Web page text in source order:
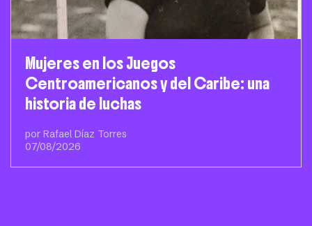
Mujeres en los Juegos
Centroamericanos y del Caribe: una
historia de luchas
por Rafael Díaz Torres
07/08/2026